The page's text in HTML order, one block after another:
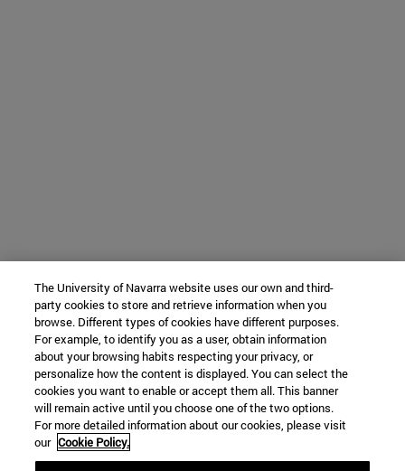
The University of Navarra website uses our own and third-
party cookies to store and retrieve information when you
browse. Different types of cookies have different purposes.
For example, to identify you as a user, obtain information
about your browsing habits respecting your privacy, or
personalize how the content is displayed. You can select the
cookies you want to enable or accept them all. This banner
will remain active until you choose one of the two options.
For more detailed information about our cookies, please visit
our Cookie Policy.